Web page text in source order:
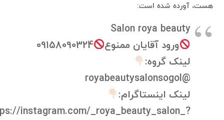
هست، آورده شده است:
Salon roya beauty
ورود آقایان ممنوع
09158090324
لینک گروه:
@royabeautysalonsogol
لینک اینستاگرام:
instagram.com/_roya_beauty_salon_?